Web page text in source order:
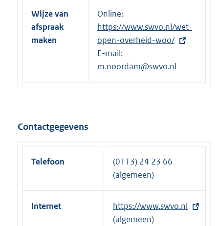
Wijze van
afspraak
maken
Online:
x
t
r
n
k
https://www.swvo.nl/wet-
open-overheid-woo/
E-mail:
m.noordam@swvo.nl
Contactgegevens
Telefoon
(0113) 24 23 66
(algemeen)
Internet
E
x
https://www.swvo.nl
(algemeen)